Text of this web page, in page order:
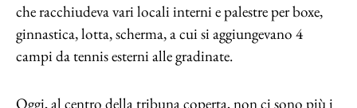
che racchiudeva vari locali interni e palestre per boxe,
ginnastica, lotta, scherma, a cui si aggiungevano 4
campi da tennis esterni alle gradinate.
Oggi, al centro della tribuna coperta, non ci sono più i